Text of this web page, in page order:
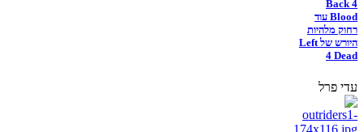
Back 4
Blood עוד
רחוק מלהיות
היורש של Left
4 Dead
עדי פרל